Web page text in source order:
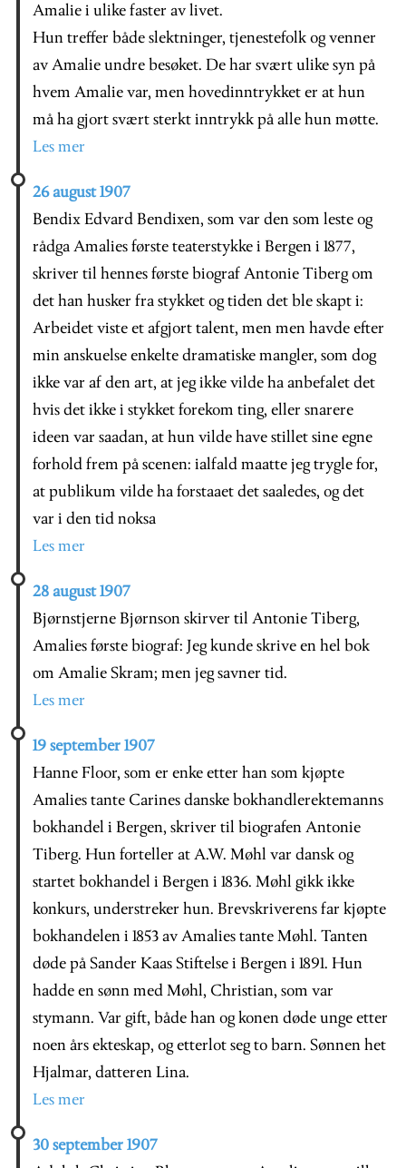
Amalie i ulike faster av livet.
Hun treffer både slektninger, tjenestefolk og venner
av Amalie undre besøket. De har svært ulike syn på
hvem Amalie var, men hovedinntrykket er at hun
må ha gjort svært sterkt inntrykk på alle hun møtte.
Les mer
26 august 1907
Bendix Edvard Bendixen, som var den som leste og
rådga Amalies første teaterstykke i Bergen i 1877,
skriver til hennes første biograf Antonie Tiberg om
det han husker fra stykket og tiden det ble skapt i:
Arbeidet viste et afgjort talent, men men havde efter
min anskuelse enkelte dramatiske mangler, som dog
ikke var af den art, at jeg ikke vilde ha anbefalet det
hvis det ikke i stykket forekom ting, eller snarere
ideen var saadan, at hun vilde have stillet sine egne
forhold frem på scenen: ialfald maatte jeg trygle for,
at publikum vilde ha forstaaet det saaledes, og det
var i den tid noksa
Les mer
28 august 1907
Bjørnstjerne Bjørnson skirver til Antonie Tiberg,
Amalies første biograf: Jeg kunde skrive en hel bok
om Amalie Skram; men jeg savner tid.
Les mer
19 september 1907
Hanne Floor, som er enke etter han som kjøpte
Amalies tante Carines danske bokhandlerektemanns
bokhandel i Bergen, skriver til biografen Antonie
Tiberg. Hun forteller at A.W. Møhl var dansk og
startet bokhandel i Bergen i 1836. Møhl gikk ikke
konkurs, understreker hun. Brevskriverens far kjøpte
bokhandelen i 1853 av Amalies tante Møhl. Tanten
døde på Sander Kaas Stiftelse i Bergen i 1891. Hun
hadde en sønn med Møhl, Christian, som var
stymann. Var gift, både han og konen døde unge etter
noen års ekteskap, og etterlot seg to barn. Sønnen het
Hjalmar, datteren Lina.
Les mer
30 september 1907